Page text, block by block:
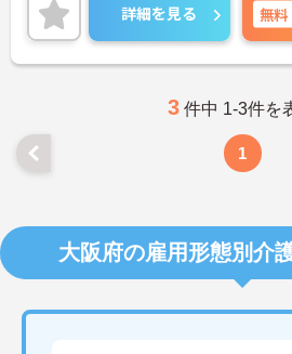
場です♪ご興味のある方は面接ポイントを
ますので、お気軽にご連絡ください！
詳細を見る 無料
3 件中 1-3件を
1
大阪府の雇用形態別介